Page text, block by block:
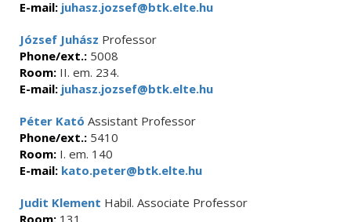
E-mail: juhasz.jozsef@btk.elte.hu
József Juhász Professor
Phone/ext.: 5008
Room: II. em. 234.
E-mail: juhasz.jozsef@btk.elte.hu
Péter Kató Assistant Professor
Phone/ext.: 5410
Room: I. em. 140
E-mail: kato.peter@btk.elte.hu
Judit Klement Habil. Associate Professor
Room: 131